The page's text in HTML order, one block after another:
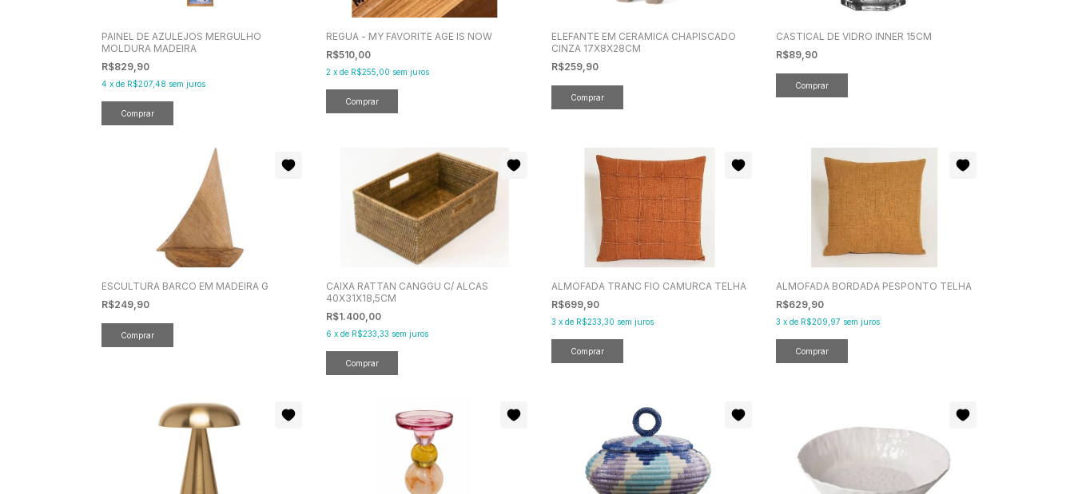
PAINEL DE AZULEJOS MERGULHO
MOLDURA MADEIRA
R$829,90
4 x de R$207,48 sem juros
REGUA - MY FAVORITE AGE IS NOW
R$510,00
2 xde R$255,00 sem juros
ELEFANTE EM CERAMICA CHAPISCADO
CINZA 17X8X28CM
R$259,90
CASTICAL DE VIDRO INNER 15CM
R$89,90
ESCULTURA BARCO EM MADEIRA G
R$249,90
CAIXA RATTAN CANGGU C/ ALCAS
40X31X18,5CM
R$1.400,00
6 xde R$233,33 sem juros
ALMOFADA TRANC FIO CAMURCA TELHA
R$699,90
3 x de R$233,30 sem juros
ALMOFADA BORDADA PESPONTO TELHA
R$629,90
3 x de R$209,97 sem juros